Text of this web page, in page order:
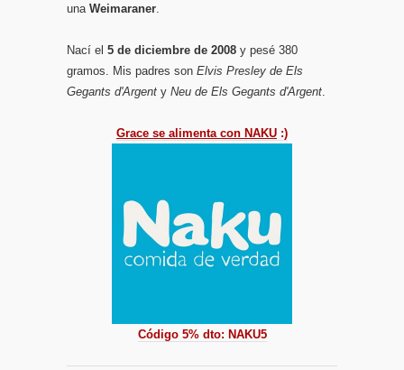
una Weimaraner
Nací el 5 de diciembre de 2008 y pesé 380
gramos. Mis padres son Elvis Presley de Els
Gegants d'Argent y Neu de Els Gegants d'Argent
Grace se alimenta con NAKU :)
Código 5% dto: NAKU5